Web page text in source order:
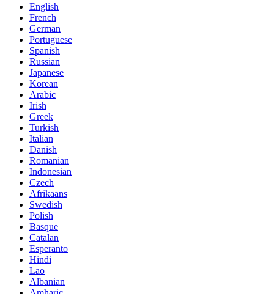
English
French
German
Portuguese
Spanish
Russian
Japanese
Korean
Arabic
Irish
Greek
Turkish
Italian
Danish
Romanian
Indonesian
Czech
Afrikaans
Swedish
Polish
Basque
Catalan
Esperanto
Hindi
Lao
Albanian